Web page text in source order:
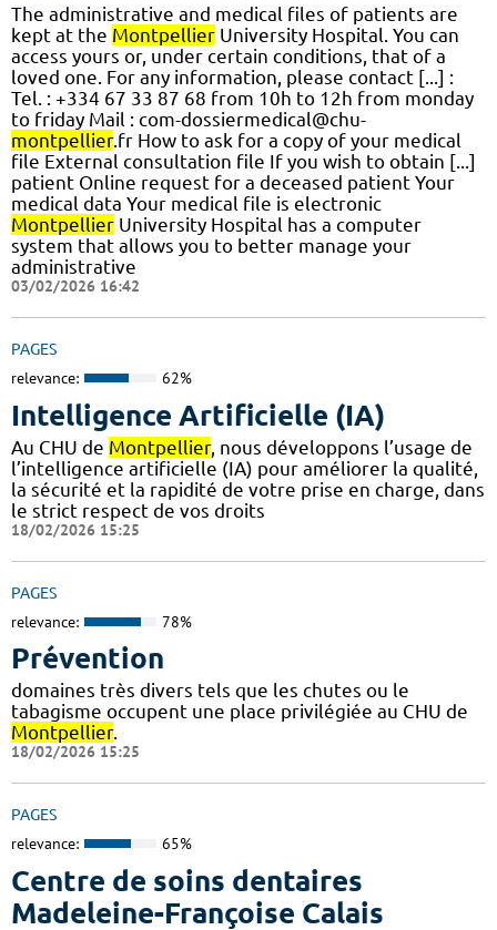
The administrative and medical files of patients are
kept at the Montpellier University Hospital. You can
access yours or, under certain conditions, that of a
loved one. For any information, please contact [...] :
Tel. : +334 67 33 87 68 from 10h to 12h from monday
to friday Mail : com-dossiermedical@chu-
montpellier.fr How to ask for a copy of your medical
file External consultation file If you wish to obtain [...]
patient Online request for a deceased patient Your
medical data Your medical file is electronic
Montpellier University Hospital has a computer
system that allows you to better manage your
administrative
03/02/2026 16:42
PAGES
relevance: 62%
Intelligence Artificielle (IA)
Au CHU de Montpellier, nous développons l’usage de
l’intelligence artificielle (IA) pour améliorer la qualité,
la sécurité et la rapidité de votre prise en charge, dans
le strict respect de vos droits
18/02/2026 15:25
PAGES
relevance: 78%
Prévention
domaines très divers tels que les chutes ou le
tabagisme occupent une place privilégiée au CHU de
Montpellier.
18/02/2026 15:25
PAGES
relevance: 65%
Centre de soins dentaires
Madeleine-Françoise Calais